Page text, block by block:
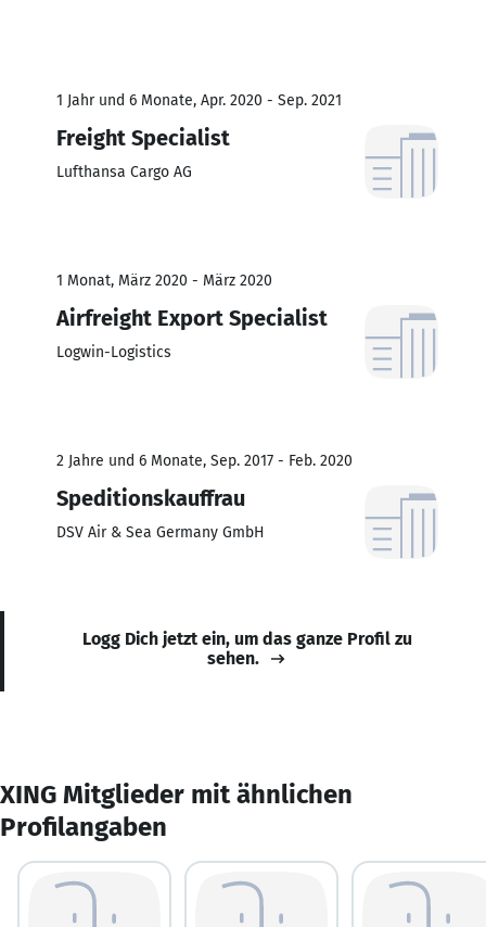
1 Jahr und 6 Monate, Apr. 2020 - Sep. 2021
Freight Specialist
Lufthansa Cargo AG
1 Monat, März 2020 - März 2020
Airfreight Export Specialist
Logwin-Logistics
2 Jahre und 6 Monate, Sep. 2017 - Feb. 2020
Speditionskauffrau
DSV Air & Sea Germany GmbH
Logg Dich jetzt ein, um das ganze Profil zu
sehen.
XING Mitglieder mit ähnlichen
Profilangaben